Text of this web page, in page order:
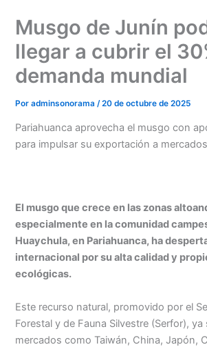
contenido
Musgo de Junín
llegar a cubrir el
demanda mundial
Poradminsonorama/20 de octubre de 2025
Pariahuanca aprovecha el musgo con
para impulsar su exportación a
El musgo que crece en las zonas
especialmente en la comunidad
Huaychula, en Pariahuanca, ha
internacional por su alta calidad y
ecológicas.
Este recurso natural, promovido por el
Forestal y de Fauna Silvestre (Serfor), ya
mercados como Taiwán, China, Japón,